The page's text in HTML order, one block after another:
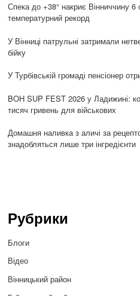
Спека до +38° накриє Вінниччину
температурний рекорд
У Вінниці патрульні затримали
бійку
У Турбівській громаді пенсіонер
BOH SUP FEST 2026 у Ладижині:
тисяч гривень для військових
Домашня наливка з аличі за
знадобляться лише три інгредієнти
Рубрики
Блоги
Відео
Вінницький район